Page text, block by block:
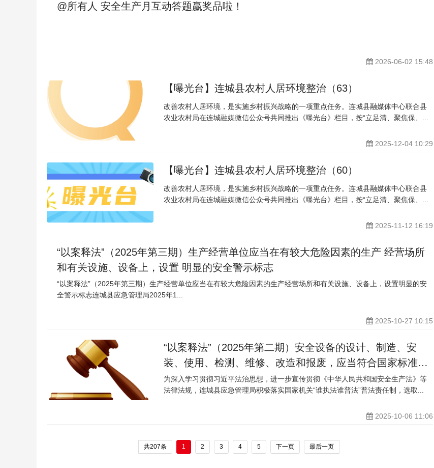
@所有人 安全生产月互动答题赢奖品啦！
2026-06-02 15:48
【曝光台】连城县农村人居环境整治（63）
改善农村人居环境，是实施乡村振兴战略的一项重点任务。连城县融媒体中心联合县
农业农村局在连城融媒微信公众号共同推出《曝光台》栏目，按“立足清、聚焦保、...
2025-12-04 10:29
【曝光台】连城县农村人居环境整治（60）
改善农村人居环境，是实施乡村振兴战略的一项重点任务。连城县融媒体中心联合县
农业农村局在连城融媒微信公众号共同推出《曝光台》栏目，按“立足清、聚焦保、...
2025-11-12 16:19
“以案释法”（2025年第三期）生产经营单位应当在有较大危险因素的生产 经营场所
和有关设施、设备上，设置 明显的安全警示标志
“以案释法”（2025年第三期）生产经营单位应当在有较大危险因素的生产经营场所和有关设施、设备上，设置明显的安
全警示标志连城县应急管理局2025年1...
2025-10-27 10:15
“以案释法”（2025年第二期）安全设备的设计、制造、安
装、使用、检测、维修、改造和报废，应当符合国家标准或
者行业标准
为深入学习贯彻习近平法治思想，进一步宣传贯彻《中华人民共和国安全生产法》等
法律法规，连城县应急管理局积极落实国家机关“谁执法谁普法”普法责任制，选取...
2025-10-06 11:06
共207条 1 2 3 4 5 下一页 最后一页